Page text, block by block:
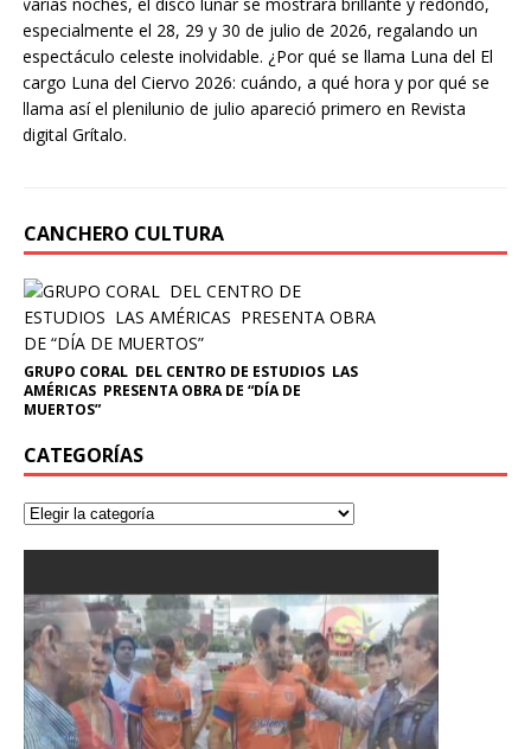
especialmente el 28, 29 y 30 de julio de 2026, regalando un
espectáculo celeste inolvidable. ¿Por qué se llama Luna del El
cargo Luna del Ciervo 2026: cuándo, a qué hora y por qué se
llama así el plenilunio de julio apareció primero en Revista
digital Grítalo.
CANCHERO CULTURA
GRUPO CORAL DEL CENTRO DE ESTUDIOS LAS
AMÉRICAS PRESENTA OBRA DE “DÍA DE
MUERTOS”
CATEGORÍAS